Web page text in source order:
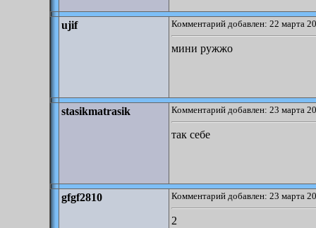
ujif Комментарий добавлен: 22 марта
мини ружжо
stasikmatrasik Комментарий добавлен: 23 марта
так себе
gfgf2810 Комментарий добавлен: 23 марта
2